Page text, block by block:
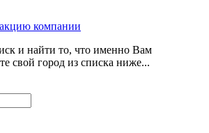
компании
и найти то, что именно Вам
свой город из списка ниже...